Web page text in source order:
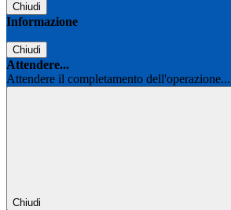
Chiudi
Informazione
Chiudi
Attendere...
Attendere il completamento dell'operazione...
Chiudi